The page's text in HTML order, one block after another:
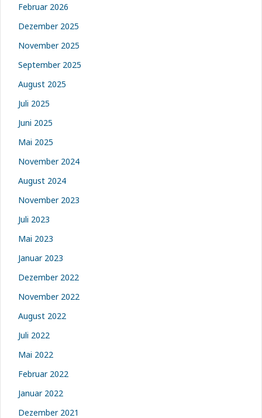
Februar 2026
Dezember 2025
November 2025
September 2025
August 2025
Juli 2025
Juni 2025
Mai 2025
November 2024
August 2024
November 2023
Juli 2023
Mai 2023
Januar 2023
Dezember 2022
November 2022
August 2022
Juli 2022
Mai 2022
Februar 2022
Januar 2022
Dezember 2021